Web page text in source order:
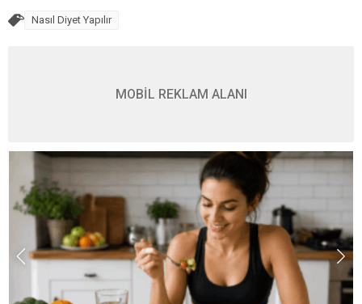
Nasıl Diyet Yapılır
MOBİL REKLAM ALANI